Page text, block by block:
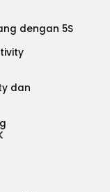
dengan 5S
dan